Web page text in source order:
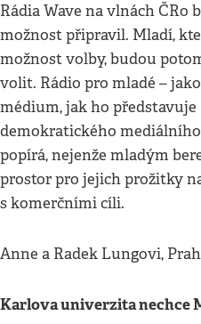
Rádia Wave na vlnách ČRo
možnost připravil. Mladí,
možnost volby, budou
volit. Rádio pro mladé –
médium, jak ho představuje
demokratického
popírá, nejenže mladým
prostor pro jejich prožitky
s komerčními cíli.
Anne a Radek Lungovi,
Karlova univerzita nechce